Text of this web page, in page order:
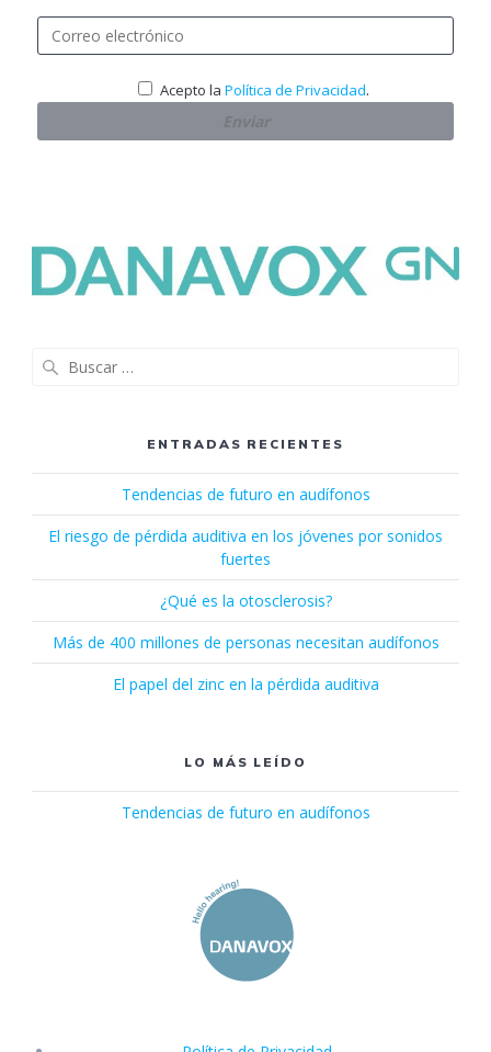
Acepto la Política de Privacidad.
ENTRADAS RECIENTES
Tendencias de futuro en audífonos
El riesgo de pérdida auditiva en los jóvenes por sonidos
fuertes
¿Qué es la otosclerosis?
Más de 400 millones de personas necesitan audífonos
El papel del zinc en la pérdida auditiva
LO MÁS LEÍDO
Tendencias de futuro en audífonos